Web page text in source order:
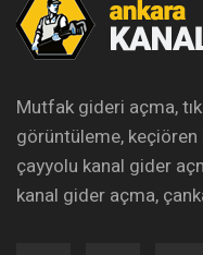
Mutfak gideri açma,
görüntüleme,
çayyolu kanal gider
kanal gider açma,